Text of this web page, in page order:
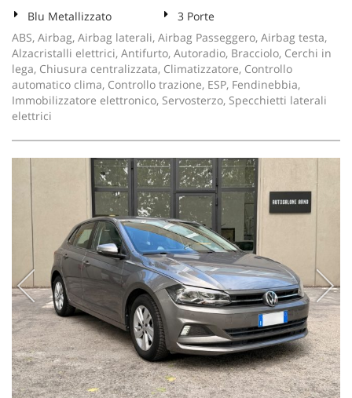
Blu Metallizzato
3 Porte
ABS, Airbag, Airbag laterali, Airbag Passeggero, Airbag testa,
Alzacristalli elettrici, Antifurto, Autoradio, Bracciolo, Cerchi in
lega, Chiusura centralizzata, Climatizzatore, Controllo
automatico clima, Controllo trazione, ESP, Fendinebbia,
Immobilizzatore elettronico, Servosterzo, Specchietti laterali
elettrici